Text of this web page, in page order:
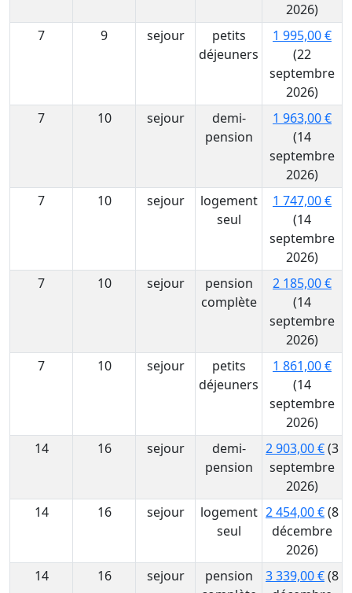
2026)
7
9 sejour
petits
déjeuners
1 995,00 €
(22
septembre
2026)
7
10 sejour
demi-
pension
1 963,00 €
(14
septembre
2026)
7
10 sejour
logement
seul
1 747,00 €
(14
septembre
2026)
7
10 sejour
pension
complète
2 185,00 €
(14
septembre
2026)
7
10 sejour
petits
déjeuners
1 861,00 €
(14
septembre
2026)
14
16 sejour
demi-
pension
2 903,00 €(3
septembre
2026)
14
16 sejour
logement
seul
2 454,00 €(8
décembre
2026)
14
16 sejour
pension
3 339,00 €(8